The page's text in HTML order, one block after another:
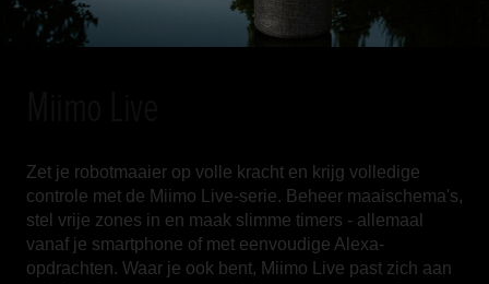
Zet je robotmaaier op volle kracht en krijg volledige
controle met de Miimo Live-serie. Beheer maaischema's,
stel vrije zones in en maak slimme timers - allemaal
vanaf je smartphone of met eenvoudige Alexa-
opdrachten. Waar je ook bent, Miimo Live past zich aan